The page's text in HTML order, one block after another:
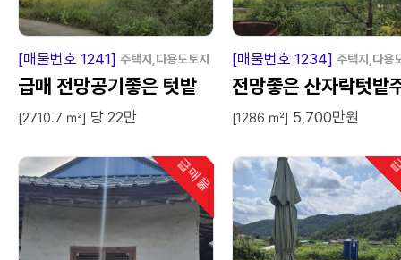
급 매 물
[매물번호 1241] 주택지,다용도토지
급매 전망공기좋은 텃밭
주택지
[2710.7 ㎡] 당 22만
급 매
[매물번호 1234] 주택지,다용
전망좋은 산자락텃밭
지
[1286 ㎡] 5,700만원
급매물
인기